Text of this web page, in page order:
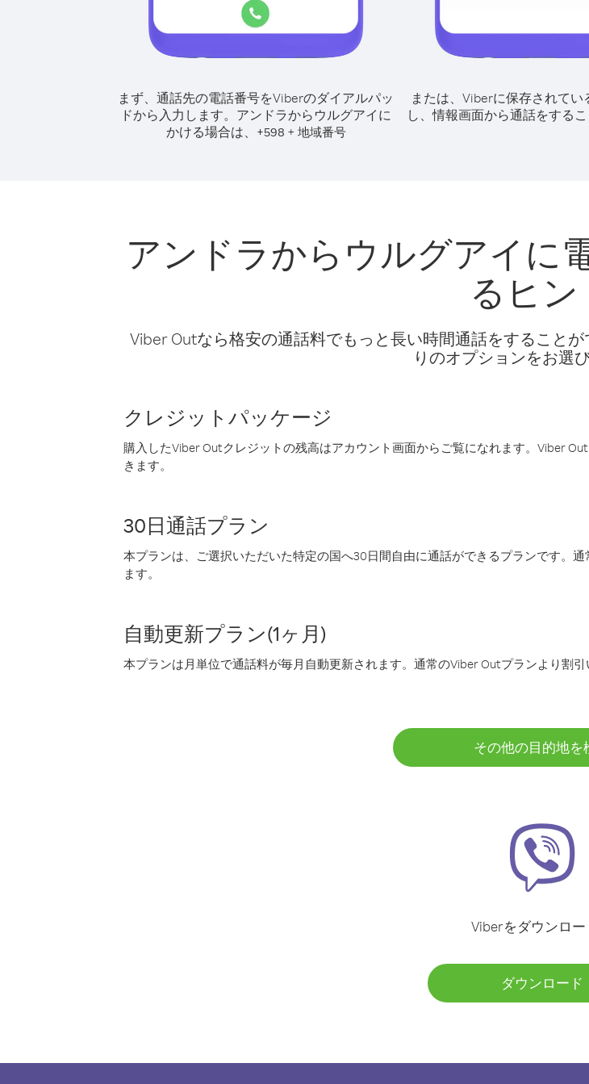
まず、通話先の電話番号をViberのダイアルパッ
ドから入力します。 アンドラからウルグアイに
かける場合は、
+598 + 地域番号
または、Viberに保存されてい
し、情報画面から通話をするこ
アンドラからウルグアイに
るヒン
Viber Outなら格安の通話料でもっと長い時間通話をすること
りのオプションをお選
クレジットパッケージ
購入したViber Outクレジットの残高はアカウント画面からご覧になれます。Viber
きます。
30日通話プラン
本プランは、ご選択いただいた特定の国へ30日間自由に通話ができるプランです。
ます。
自動更新プラン(1ヶ月)
本プランは月単位で通話料が毎月自動更新されます。通常のViber Outプランより割引
その他の目的地を
Viberをダウンロー
ダウンロード